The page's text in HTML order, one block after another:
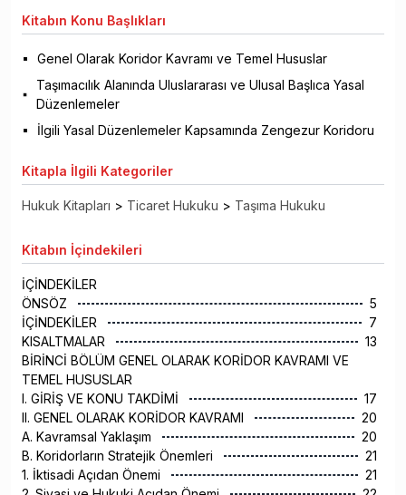
Kitabın Konu Başlıkları
Genel Olarak Koridor Kavramı ve Temel Hususlar
Taşımacılık Alanında Uluslararası ve Ulusal Başlıca Yasal
Düzenlemeler
İlgili Yasal Düzenlemeler Kapsamında Zengezur Koridoru
Kitapla İlgili Kategoriler
Hukuk Kitapları > Ticaret Hukuku > Taşıma Hukuku
Kitabın İçindekileri
İÇİNDEKİLER
ÖNSÖZ
5
İÇİNDEKİLER
7
KISALTMALAR
13
BİRİNCİ BÖLÜM GENEL OLARAK KORİDOR KAVRAMI VE
TEMEL HUSUSLAR
I. GİRİŞ VE KONU TAKDİMİ
17
II. GENEL OLARAK KORİDOR KAVRAMI
20
A. Kavramsal Yaklaşım
20
B. Koridorların Stratejik Önemleri
21
1. İktisadi Açıdan Önemi
21